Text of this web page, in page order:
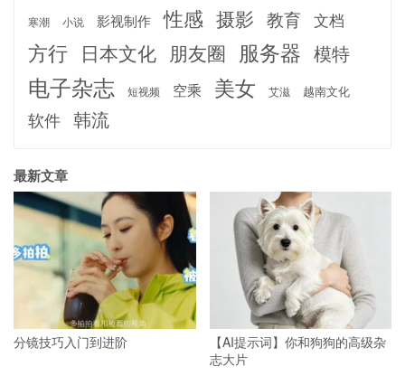
寒潮 小说 影视制作 性感 摄影 教育 文档
方行 日本文化 朋友圈 服务器 模特
电子杂志 短视频 空乘 美女 艾滋 越南文化
软件 韩流
最新文章
分镜技巧入门到进阶
【AI提示词】你和狗狗的高级杂
志大片